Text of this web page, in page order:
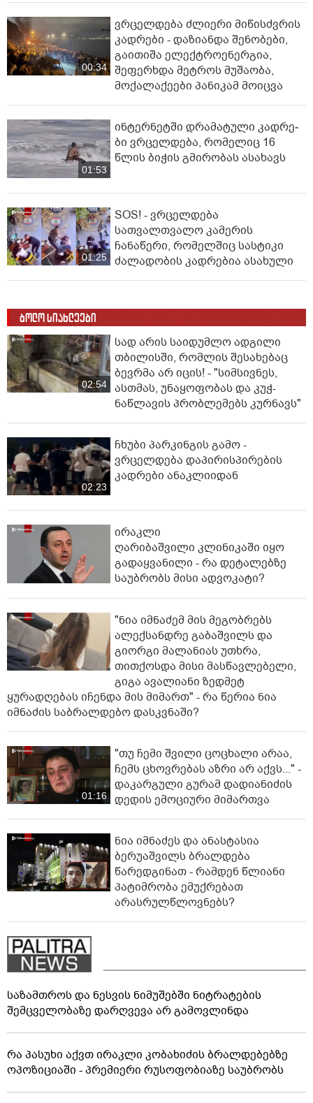
00:34
ვრცელდება ძლიერი მიწისძვრის
კადრები - დაზიანდა შენობები,
გაითიშა ელექტროენერგია,
შეფერხდა მეტროს მუშაობა,
მოქალაქეები პანიკამ მოიცვა
01:53
ინ­ტერ­ნეტ­ში დრა­მა­ტუ­ლი კად­რე­
ბი ვრცელდება, რომელიც 16
წლის ბიჭის გმირობას ასახავს
01:25
SOS! - ვრცელდება
სათვალთვალო კამერის
ჩანაწერი, რომელშიც სასტიკი
ძალადობის კადრებია ასახული
ბოლო სიახლეები
02:54
სად არის საიდუმლო ადგილი
თბილისში, რომლის შესახებაც
ბევრმა არ იცის! - "სიმსივნეს,
ასთმას, უნაყოფობას და კუჭ-
ნაწლავის პრობლემებს კურნავს"
02:23
ჩხუბი პარკინგის გამო -
ვრცელდება დაპირისპირების
კადრები ანაკლიიდან
ირაკლი
ღარიბაშვილი კლინიკაში იყო
გადაყვანილი - რა დეტალებზე
საუბრობს მისი ადვოკატი?
"ნია იმნაძემ მის მეგობრებს
ალექსანდრე გაბაშვილს და
გიორგი მალანიას უთხრა,
თითქოსდა მისი მასწავლებელი,
გიგა ავალიანი ზედმეტ
ყურადღებას იჩენდა მის მიმართ" - რა წერია ნია
იმნაძის საბრალდებო დასკვნაში?
01:16
"თუ ჩემი შვილი ცოცხალი არაა,
ჩემს ცხოვრებას აზრი არ აქვს..." -
დაკარგული გურამ დადიანიძის
დედის ემოციური მიმართვა
ნია იმნაძეს და ანასტასია
ბერუაშვილს ბრალდება
წარედგინათ - რამდენ წლიანი
პატიმრობა ემუქრებათ
არასრულწლოვნებს?
საზამთროს და ნესვის ნიმუშებში ნიტრატების
შემცველობაზე დარღვევა არ გამოვლინდა
რა პასუხი აქვთ ირაკლი კობახიძის ბრალდებებზე
ოპოზიციაში - პრემიერი რუსოფობიაზე საუბრობს